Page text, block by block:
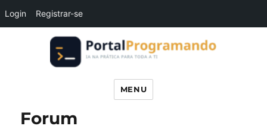
Login Registrar-se
Portal Programando
MENU
Forum